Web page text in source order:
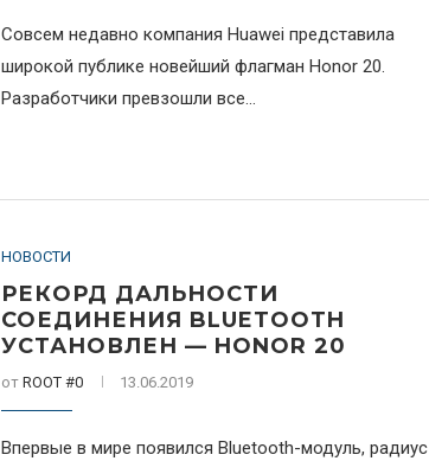
Совсем недавно компания Huawei представила
широкой публике новейший флагман Honor 20.
Разработчики превзошли все...
НОВОСТИ
РЕКОРД ДАЛЬНОСТИ
СОЕДИНЕНИЯ BLUETOOTH
УСТАНОВЛЕН — HONOR 20
от ROOT #0 13.06.2019
Впервые в мире появился Bluetooth-модуль, радиус